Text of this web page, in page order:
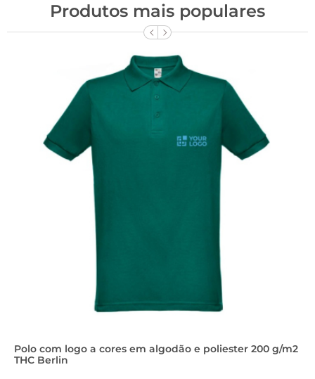
Produtos mais populares
Polo com logo a cores em algodão e poliester 200 g/m2
THC Berlin